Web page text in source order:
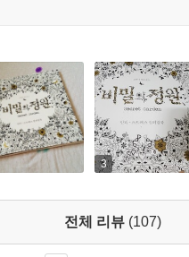
3
전체 리뷰 (107)